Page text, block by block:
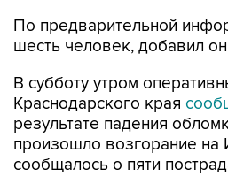
По предварительной
шесть человек, добавил
В субботу утром
Краснодарского края
результате падения
произошло возгорание на
сообщалось о пяти